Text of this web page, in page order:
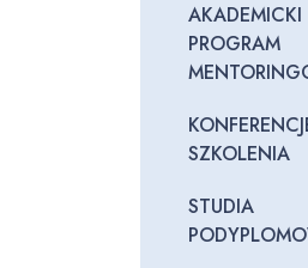
AKADEMICKI
PROGRAM
SZKOLENIA
STUDIA